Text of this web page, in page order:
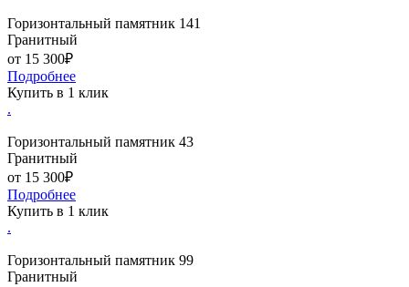
Горизонтальный памятник 141
Гранитный
от 15 300₽
Подробнее
Купить в 1 клик
.
Горизонтальный памятник 43
Гранитный
от 15 300₽
Подробнее
Купить в 1 клик
.
Горизонтальный памятник 99
Гранитный